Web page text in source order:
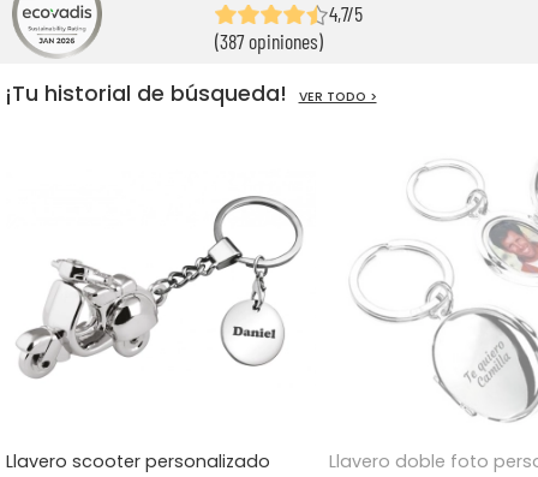
4,7/5
(387 opiniones)
¡Tu historial de búsqueda! VER TODO >
Llavero scooter personalizado
Llavero doble foto